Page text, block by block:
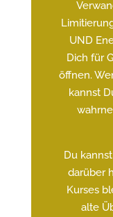
UND
Dich für
öffnen.
kannst
Du
darüber
Kurses
alte